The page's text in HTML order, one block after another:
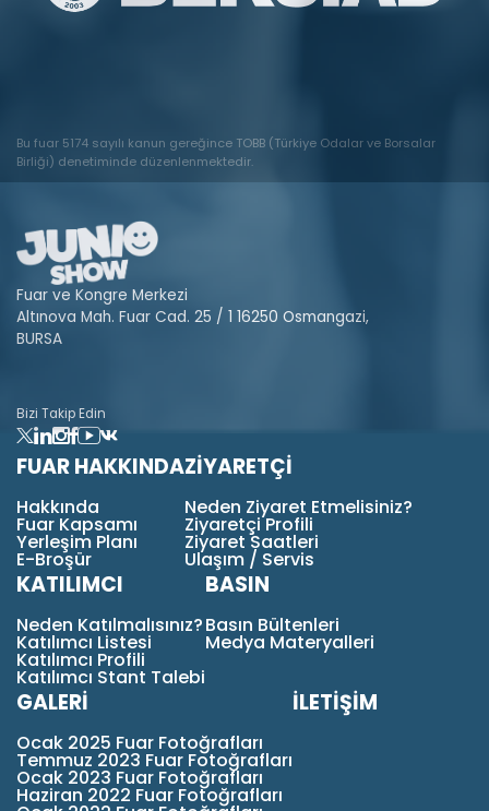
Bu fuar 5174 sayılı kanun gereğince TOBB (Türkiye Odalar ve Borsalar
Birliği) denetiminde düzenlenmektedir.
Fuar ve Kongre Merkezi
Altınova Mah. Fuar Cad. 25 / 1 16250 Osmangazi,
BURSA
Bizi Takip Edin
FUAR HAKKINDA
Hakkında
Fuar Kapsamı
Yerleşim Planı
E-Broşür
ZİYARETÇİ
Neden Ziyaret Etmelisiniz?
Ziyaretçi Profili
Ziyaret Saatleri
Ulaşım / Servis
KATILIMCI
Neden Katılmalısınız?
Katılımcı Listesi
Katılımcı Profili
Katılımcı Stant Talebi
BASIN
Basın Bültenleri
Medya Materyalleri
GALERİ
Ocak 2025 Fuar Fotoğrafları
Temmuz 2023 Fuar Fotoğrafları
Ocak 2023 Fuar Fotoğrafları
Haziran 2022 Fuar Fotoğrafları
İLETİŞİM